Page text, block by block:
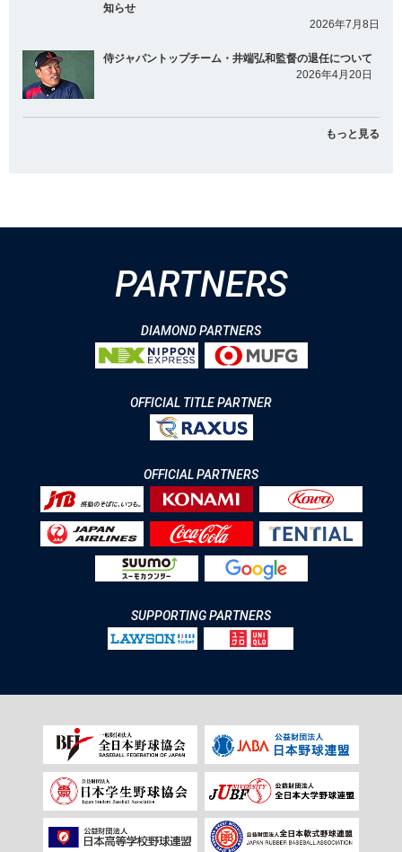
知らせ
2026年7月8日
侍ジャパントップチーム・井端弘和監督の退任について
2026年4月20日
もっと見る
PARTNERS
DIAMOND PARTNERS
OFFICIAL TITLE PARTNER
OFFICIAL PARTNERS
SUPPORTING PARTNERS